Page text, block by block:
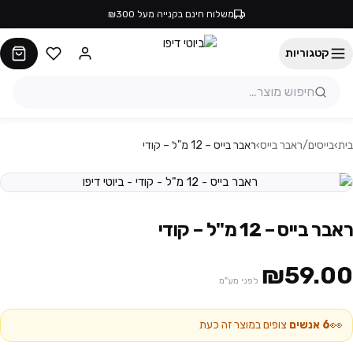
משלוח חינם בקנייה מעל ₪300
קטגוריות
בית›בייסים/ראבר בייס›ראבר בייס – 12 מ"ל – קודי
ראבר בייס – 12 מ"ל – קודי
₪59.00 לפני מע"מ
👀
6 אנשים צופים במוצר זה כעת